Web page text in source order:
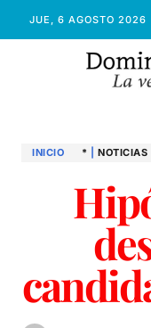
JUE, 6 AGOSTO 2026
INICIO * NOTICIAS